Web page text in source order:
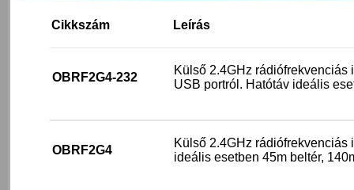
Cikkszám Leírás
OBRF2G4-232
Külső 2.4GHz
USB portról. Hatótáv ideális
OBRF2G4
Külső 2.4GHz
ideális esetben 45m beltér,